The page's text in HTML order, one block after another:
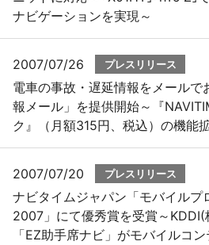
ナビゲーションを実現～
2007/07/26 プレスリリース
電車の事故・遅延情報をメールで
報メール」を提供開始～『
ク』（月額315円、税込）の機能
2007/07/20 プレスリリース
ナビタイムジャパン「モバイルプ
2007」にて優秀賞を受賞～KDDI(
「EZ助手席ナビ」がモバイルコ